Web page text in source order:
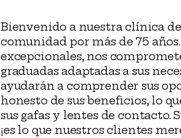
Bienvenido a nuestra clínica
comunidad por más de 75
excepcionales, nos
graduadas adaptadas a sus
ayudarán a comprender sus
honesto de sus beneficios, lo
sus gafas y lentes de contacto.
¡es lo que nuestros clientes